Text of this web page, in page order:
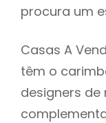
procura um
Casas A
têm o
designers de